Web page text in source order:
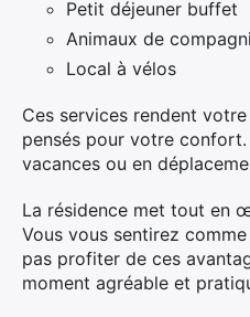
Petit déjeuner buffet
Animaux de
Local à vélos
Ces services rendent votre
pensés pour votre
vacances ou en
La résidence met tout en
Vous vous sentirez
pas profiter de ces
moment agréable et